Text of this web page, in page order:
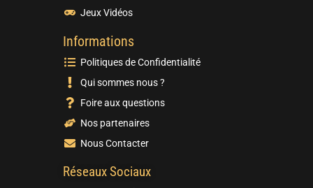
Jeux Vidéos
Informations
Politiques de Confidentialité
Qui sommes nous ?
Foire aux questions
Nos partenaires
Nous Contacter
Réseaux Sociaux